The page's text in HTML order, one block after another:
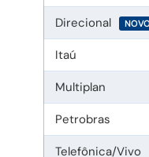
Direcional
Itaú
Multiplan
Petrobras
Telefônica/Vivo